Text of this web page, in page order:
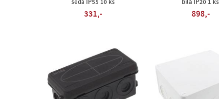
šedá IP55 10 ks
331,-
bílá IP20 1 ks
898,-